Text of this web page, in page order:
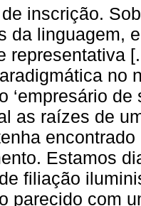
inscrição.
da linguagem,
representativa
no
‘empresário
as raízes de
Estamos
filiação
parecido com